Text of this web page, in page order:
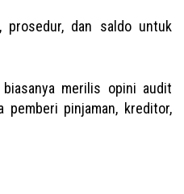
prosedur, dan saldo untuk
merilis opini audit
pinjaman, kreditor,